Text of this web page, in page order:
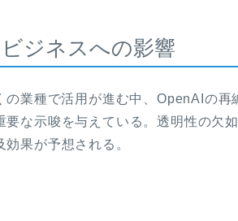
ジネスへの影響
の業種で活用が進む中、OpenAIの再
要な示唆を与えている。透明性の欠
果が予想される。